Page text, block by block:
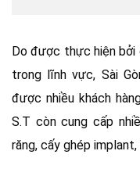
Do được thực hiện bởi
trong lĩnh vực, Sài
được nhiều khách
S.T còn cung cấp
răng, cấy ghép